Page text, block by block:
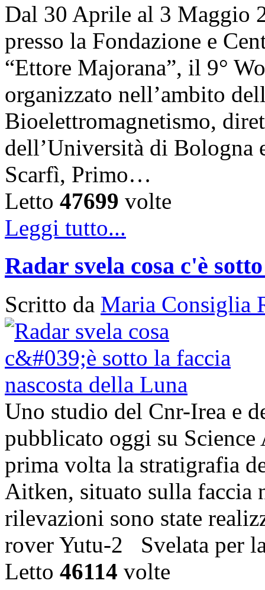
Dal 30 Aprile al 3 Maggio
presso la Fondazione e
“Ettore Majorana”, il 9°
organizzato nell’ambito
Bioelettromagnetismo,
dell’Università di Bologna
Scarfì, Primo…
Letto 47699 volte
Leggi tutto...
Radar svela cosa c'è
Scritto da Maria Consiglia
Uno studio del Cnr-Irea e
pubblicato oggi su
prima volta la stratigrafia
Aitken, situato sulla faccia
rilevazioni sono state
rover Yutu-2 Svelata per
Letto 46114 volte